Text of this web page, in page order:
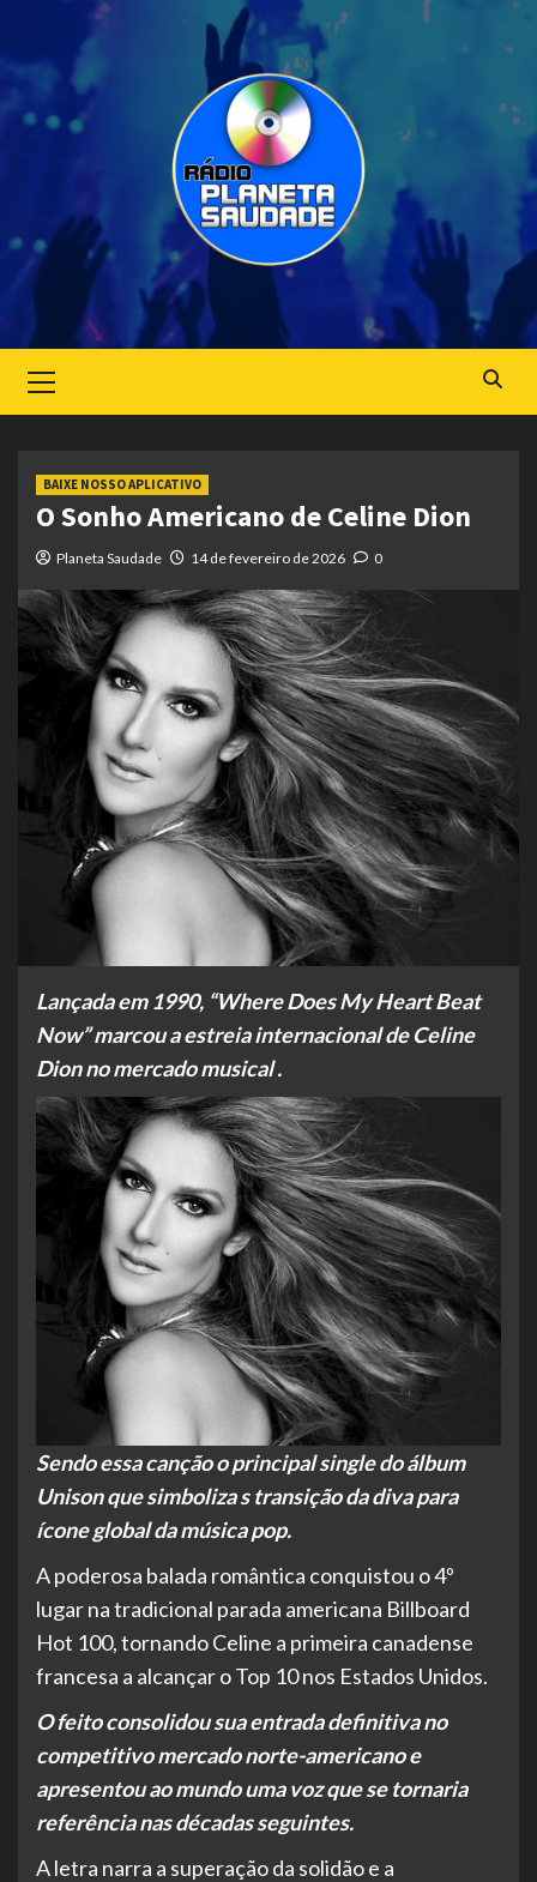
Menu
BAIXE NOSSO APLICATIVO
O Sonho Americano de Celine Dion
Planeta Saudade 14 de fevereiro de 2026 0
Lançada em 1990, “Where Does My Heart Beat
Now” marcou a estreia internacional de Celine
Dion no mercado musical .
Sendo essa canção o principal single do álbum
Unison que simboliza s transição da diva para
ícone global da música pop.
A poderosa balada romântica conquistou o 4º
lugar na tradicional parada americana Billboard
Hot 100, tornando Celine a primeira canadense
francesa a alcançar o Top 10 nos Estados Unidos.
O feito consolidou sua entrada definitiva no
competitivo mercado norte-americano e
apresentou ao mundo uma voz que se tornaria
referência nas décadas seguintes.
A letra narra a superação da solidão e a